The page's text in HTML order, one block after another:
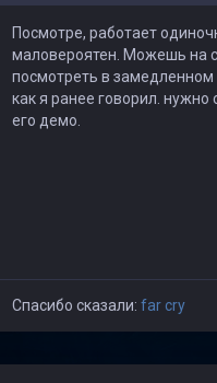
Посмотре, работает
маловероятен. Можешь на
посмотреть в
как я ранее говорил. нужно
его демо.
Спасибо сказали: far cry